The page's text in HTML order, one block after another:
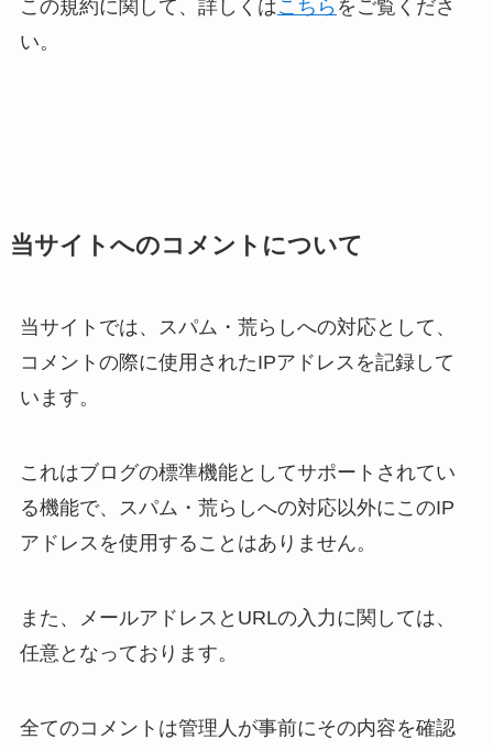
この規約に関して、詳しくはこちら をご覧くださ
い。
当サイトへのコメントについて
当サイトでは、スパム・荒らしへの対応として、
コメントの際に使用されたIPアドレスを記録して
います。
これはブログの標準機能としてサポートされてい
る機能で、スパム・荒らしへの対応以外にこのIP
アドレスを使用することはありません。
また、メールアドレスとURLの入力に関しては、
任意となっております。
全てのコメントは管理人が事前にその内容を確認